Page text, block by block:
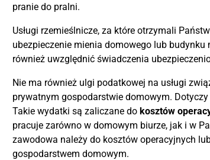
pranie do pralni.
Usługi rzemieślnicze, za które otrzymali
ubezpieczenie mienia domowego lub budynku
również uwzględnić świadczenia
Nie ma również ulgi podatkowej na usługi
prywatnym gospodarstwie domowym.
Takie wydatki są zaliczane do kosztów
pracuje zarówno w domowym biurze, jak i w
zawodowa należy do kosztów operacyjnych
gospodarstwem domowym.